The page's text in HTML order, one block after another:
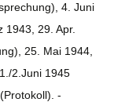
4. Juni
29. Apr.
25. Mai 1944,
2.Juni 1945
-